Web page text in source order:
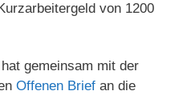
von 1200
gemeinsam mit der
Offenen Brief an die